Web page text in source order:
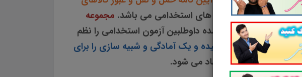
منبع برای آزمون های استخدامی می باشد. مجموعه
ايرانمطالب خوانده شده داوطلبین آزمون استخدامی را نظم
های وی رانظم بخشیده و یک آمادگی و شبیه سازی را برای
های استخدامیپیشنهاد می شود.